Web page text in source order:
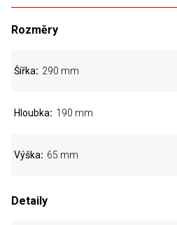
Rozměry
Šířka 290 mm
Hloubka 190 mm
Výška 65 mm
Detaily